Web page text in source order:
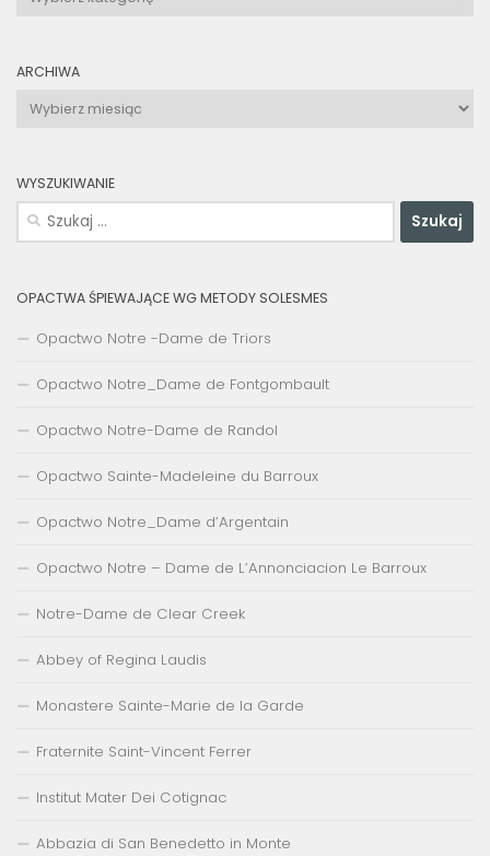
wpisów
ARCHIWA
Archiwa
WYSZUKIWANIE
Szukaj:
OPACTWA ŚPIEWAJĄCE WG METODY SOLESMES
Opactwo Notre -Dame de Triors
Opactwo Notre_Dame de Fontgombault
Opactwo Notre-Dame de Randol
Opactwo Sainte-Madeleine du Barroux
Opactwo Notre_Dame d’Argentain
Opactwo Notre – Dame de L’Annonciacion Le Barroux
Notre-Dame de Clear Creek
Abbey of Regina Laudis
Monastere Sainte-Marie de la Garde
Fraternite Saint-Vincent Ferrer
Institut Mater Dei Cotignac
Abbazia di San Benedetto in Monte